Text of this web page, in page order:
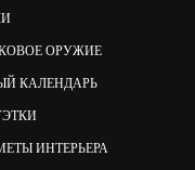
ОРУЖИЕ
КАЛЕНДАРЬ
ИНТЕРЬЕРА